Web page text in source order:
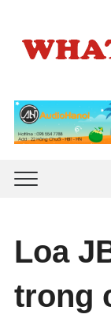
Loa
trong